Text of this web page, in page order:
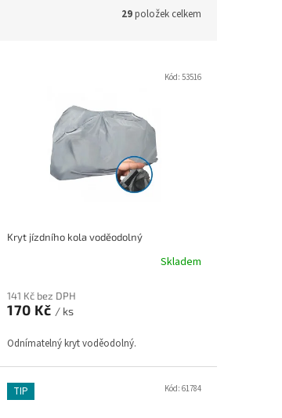
29položek celkem
Kryt jízdního kola voděodolný
Skladem
141 Kč bez DPH
170 Kč / ks
Odnímatelný kryt voděodolný.
Kód: 53516
TIP Kód: 61784